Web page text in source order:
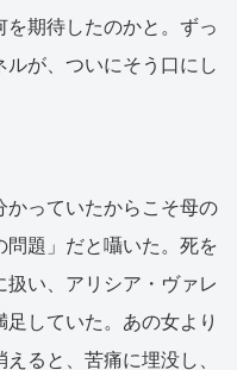
期待したのかと。ずっ
が、ついにそう口にし
かっていたからこそ母の
題」だと囁いた。死を
い、アリシア・ヴァレ
していた。あの女より
ると、苦痛に埋没し、